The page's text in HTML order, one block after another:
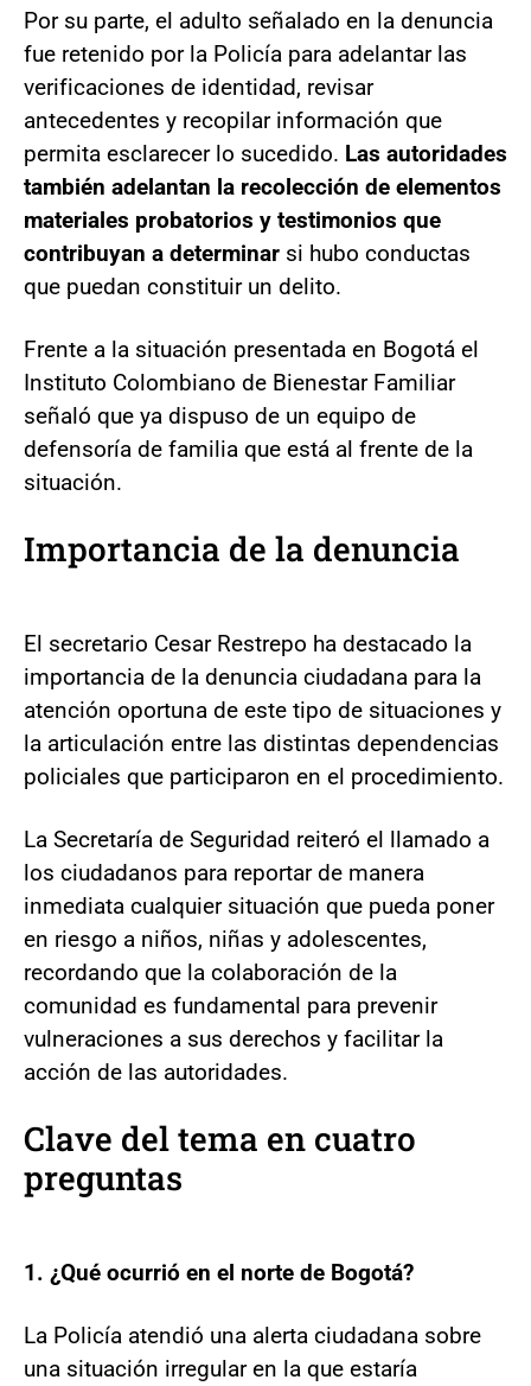
Por su parte, el adulto señalado en la denuncia
fue retenido por la Policía para adelantar las
verificaciones de identidad, revisar
antecedentes y recopilar información que
permita esclarecer lo sucedido. Las autoridades
también adelantan la recolección de elementos
materiales probatorios y testimonios que
contribuyan a determinar si hubo conductas
que puedan constituir un delito.
Frente a la situación presentada en Bogotá el
Instituto Colombiano de Bienestar Familiar
señaló que ya dispuso de un equipo de
defensoría de familia que está al frente de la
situación.
Importancia de la denuncia
El secretario Cesar Restrepo ha destacado la
importancia de la denuncia ciudadana para la
atención oportuna de este tipo de situaciones y
la articulación entre las distintas dependencias
policiales que participaron en el procedimiento.
La Secretaría de Seguridad reiteró el llamado a
los ciudadanos para reportar de manera
inmediata cualquier situación que pueda poner
en riesgo a niños, niñas y adolescentes,
recordando que la colaboración de la
comunidad es fundamental para prevenir
vulneraciones a sus derechos y facilitar la
acción de las autoridades.
Clave del tema en cuatro
preguntas
1. ¿Qué ocurrió en el norte de Bogotá?
La Policía atendió una alerta ciudadana sobre
una situación irregular en la que estaría